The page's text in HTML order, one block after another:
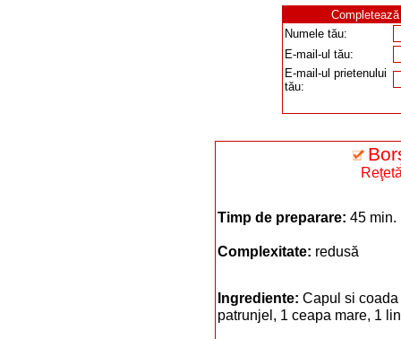
Numele tău:
E-mail-ul tău:
E-mail-ul prietenului
tău:
Timp de preparare: 45 min.
Complexitate: redusă
Ingrediente: Capul si coada
patrunjel, 1 ceapa mare, 1